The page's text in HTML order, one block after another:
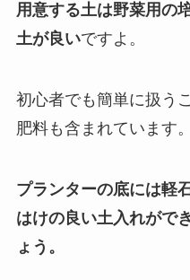
用意する土は野菜用の
土が良いですよ。
初心者でも簡単に扱う
肥料も含まれています。
プランターの底には軽
はけの良い土入れがで
ょう。